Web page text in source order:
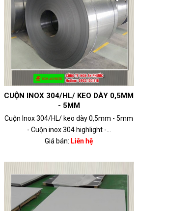
CUỘN INOX 304/HL/ KEO DÀY 0,5MM
- 5MM
Cuộn Inox 304/HL/ keo dày 0,5mm - 5mm
- Cuộn inox 304 highlight -...
Giá bán: Liên hệ